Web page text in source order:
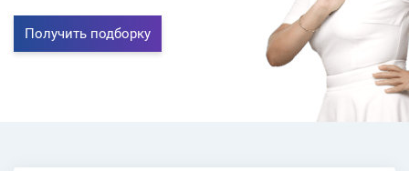
Получить подборку